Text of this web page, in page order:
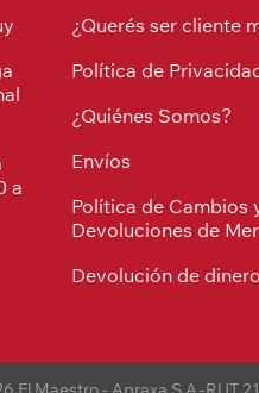
a
¿Querés ser cliente
Política de
¿Quiénes Somos?
Envíos
Política de Cambios
Devoluciones de
Devolución de dinero